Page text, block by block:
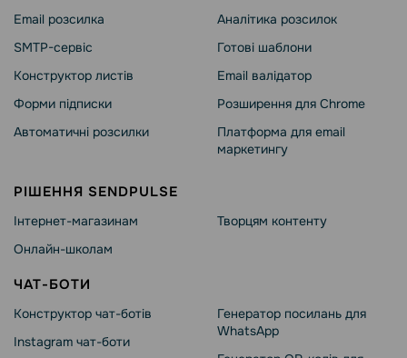
Email розсилка
SMTP-сервіс
Конструктор листів
Форми підписки
Автоматичні розсилки
Аналітика розсилок
Готові шаблони
Email валідатор
Розширення для Chrome
Платформа для email
маркетингу
РІШЕННЯ SENDPULSE
Інтернет-магазинам
Онлайн-школам
Творцям контенту
ЧАТ-БОТИ
Конструктор чат-ботів
Instagram чат-боти
Генератор посилань для
WhatsApp